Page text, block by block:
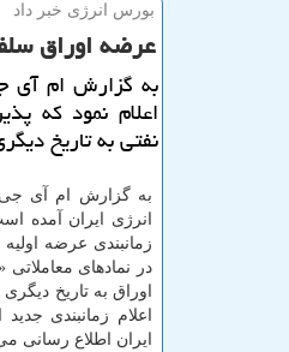
بورس انرژی خبر داد
عرضه اوراق
به گزارش ام آی
اعلام نمود كه
نفتی به تاریخ
به گزارش ام آی
انرژی ایران آمده
زمانبندی عرضه
اوراق به تاریخ
اعلام زمانبندی
ایران اطلاع رسانی